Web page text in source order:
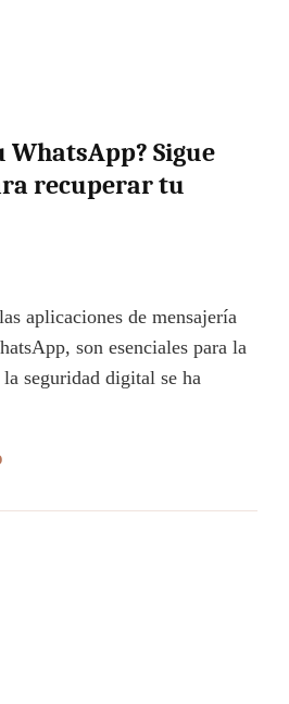
Sigue
recuperar tu
aplicaciones de mensajería
son esenciales para la
seguridad digital se ha